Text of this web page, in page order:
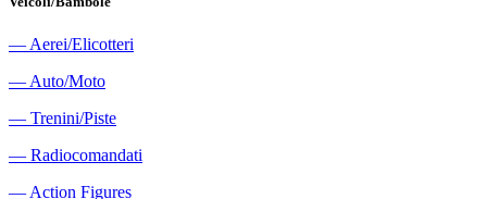
― Aerei/Elicotteri
― Auto/Moto
― Trenini/Piste
― Radiocomandati
― Action Figures